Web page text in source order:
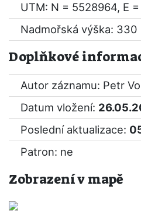
UTM: N = 5528964, E
Nadmořská výška: 330
Doplňkové
Autor záznamu: Petr
Datum vložení:
Poslední aktualizace:
Patron: ne
Zobrazení v mapě